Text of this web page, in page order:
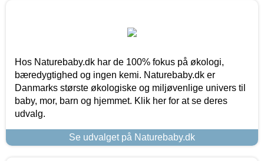
Hos Naturebaby.dk har de 100% fokus på økologi,
bæredygtighed og ingen kemi. Naturebaby.dk er
Danmarks største økologiske og miljøvenlige univers til
baby, mor, barn og hjemmet. Klik her for at se deres
udvalg.
Se udvalget på Naturebaby.dk